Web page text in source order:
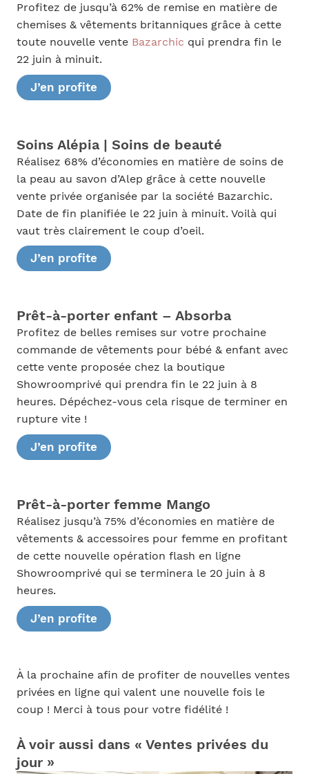
Profitez de jusqu’à 62% de remise en matière de
chemises & vêtements britanniques grâce à cette
toute nouvelle vente Bazarchic qui prendra fin le
22 juin à minuit.
J’en profite
Soins Alépia | Soins de beauté
Réalisez 68% d’économies en matière de soins de
la peau au savon d’Alep grâce à cette nouvelle
vente privée organisée par la société Bazarchic.
Date de fin planifiée le 22 juin à minuit. Voilà qui
vaut très clairement le coup d’oeil.
J’en profite
Prêt-à-porter enfant – Absorba
Profitez de belles remises sur votre prochaine
commande de vêtements pour bébé & enfant avec
cette vente proposée chez la boutique
Showroomprivé qui prendra fin le 22 juin à 8
heures. Dépéchez-vous cela risque de terminer en
rupture vite !
J’en profite
Prêt-à-porter femme Mango
Réalisez jusqu’à 75% d’économies en matière de
vêtements & accessoires pour femme en profitant
de cette nouvelle opération flash en ligne
Showroomprivé qui se terminera le 20 juin à 8
heures.
J’en profite
À la prochaine afin de profiter de nouvelles ventes
privées en ligne qui valent une nouvelle fois le
coup ! Merci à tous pour votre fidélité !
À voir aussi dans « Ventes privées du
jour »